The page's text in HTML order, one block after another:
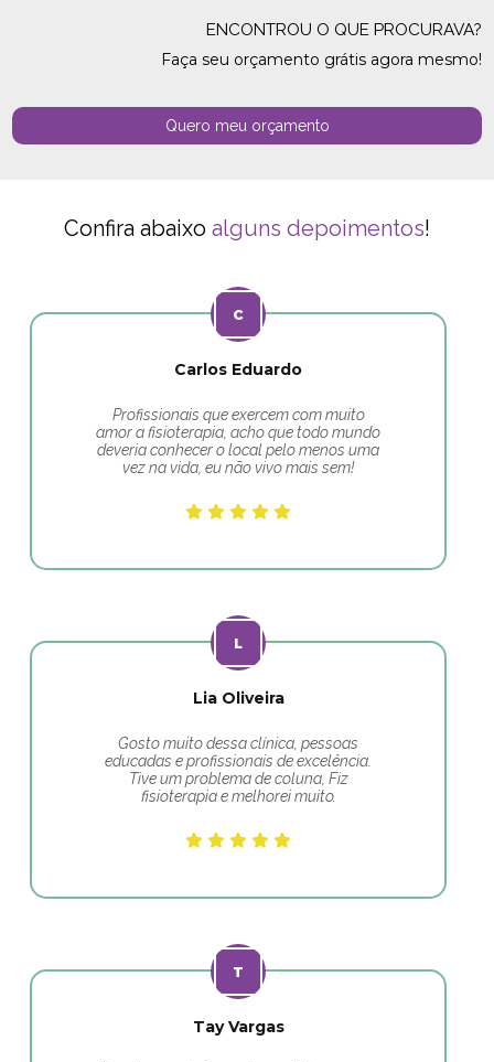
ENCONTROU O QUE PROCURAVA?
Faça seu orçamento grátis agora mesmo!
Quero meu orçamento
Confira abaixo alguns depoimentos!
Carlos Eduardo
Profissionais que exercem com muito
amor a fisioterapia, acho que todo mundo
deveria conhecer o local pelo menos uma
vez na vida, eu não vivo mais sem!
Lia Oliveira
Gosto muito dessa clínica, pessoas
educadas e profissionais de excelência.
Tive um problema de coluna, Fiz
fisioterapia e melhorei muito.
Tay Vargas